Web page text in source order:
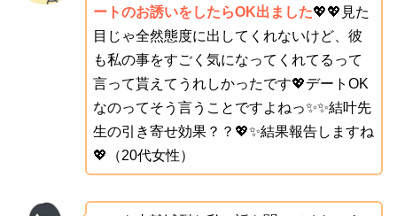
ートのお誘いをしたらOK出ました💖💖見た
目じゃ全然態度に出してくれないけど、彼
も私の事をすごく気になってくれてるって
言って貰えてうれしかったです💖デートOK
なのってそう言うことですよねっ✨✨結叶先
生の引き寄せ効果？？💖✨結果報告しますね
💖（20代女性）